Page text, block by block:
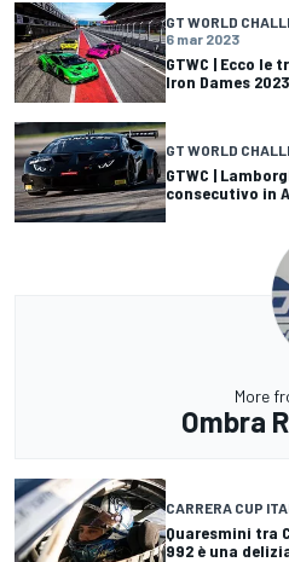
GT WORLD
6 mar 2023
GTWC | Ecco le
Iron Dames 2023
GT WORLD
GTWC |
consecutivo in
More
Ombra
CARRERA CUP
Quaresmini tra
992 è una